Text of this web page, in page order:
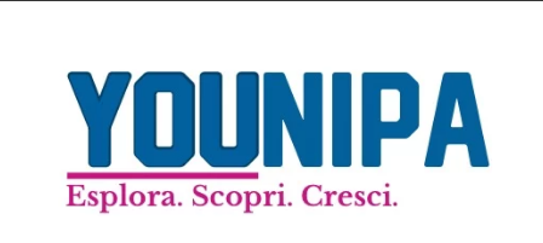
contenuto